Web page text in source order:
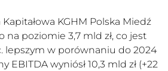
KGHM Polska Miedź
na poziomie 3,7 mld zł, co jest
lepszym w porównaniu do 2024
EBITDA wyniósł 10,3 mld zł (+22